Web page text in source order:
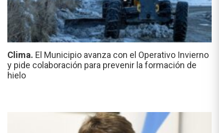
Clima. El Municipio avanza con el Operativo Invierno
y pide colaboración para prevenir la formación de
hielo